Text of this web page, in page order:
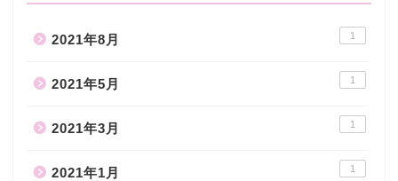
2021年8月 1
2021年5月 1
2021年3月 1
2021年1月 1